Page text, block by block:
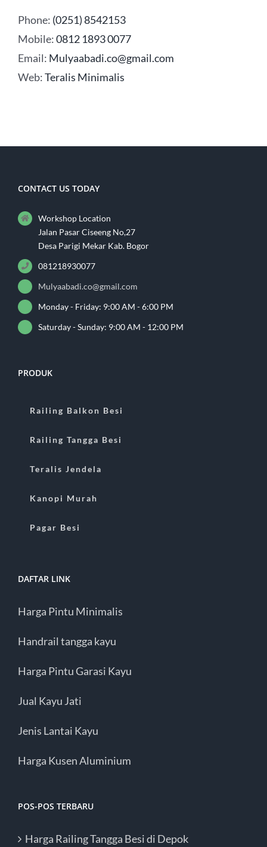
Phone: (0251) 8542153
Mobile:0812 1893 0077
Email: Mulyaabadi.co@gmail.com
Web:Teralis Minimalis
CONTACT US TODAY
Workshop Location
Jalan Pasar Ciseeng No,27
Desa Parigi Mekar Kab. Bogor
081218930077
Mulyaabadi.co@gmail.com
Monday - Friday: 9:00 AM - 6:00 PM
Saturday - Sunday: 9:00 AM - 12:00 PM
PRODUK
Railing Balkon Besi
Railing Tangga Besi
Teralis Jendela
Kanopi Murah
Pagar Besi
DAFTAR LINK
Harga Pintu Minimalis
Handrail tangga kayu
Harga Pintu Garasi Kayu
Jual Kayu Jati
Jenis Lantai Kayu
Harga Kusen Aluminium
POS-POS TERBARU
Harga Railing Tangga Besi di Depok